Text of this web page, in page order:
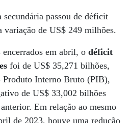
passou de déficit
variação de US$ 249 milhões.
em abril, o déficit
foi de US$ 35,271 bilhões,
Produto Interno Bruto (PIB),
de US$ 33,002 bilhões
Em relação ao mesmo
de 2023, houve uma redução